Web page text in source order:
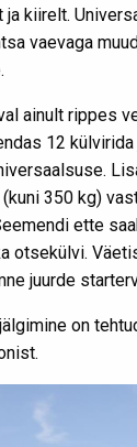
kiirelt.
vaevaga
ainult rippes
12
350 kg)
ette
otsekülvi.
juurde
on